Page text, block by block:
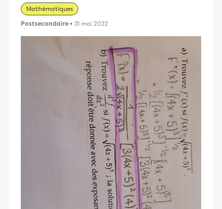
Mathématiques
Postsecondaire • 31 mai 2022